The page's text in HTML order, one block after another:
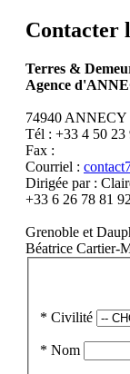
Contacter
Terres &
Agence
74940 ANNECY
Tél : +33 4 50 23
Fax :
Courriel :
Dirigée par :
+33 6 26 78 81 92
Grenoble et
Béatrice Cartier-
* Civilité
* Nom